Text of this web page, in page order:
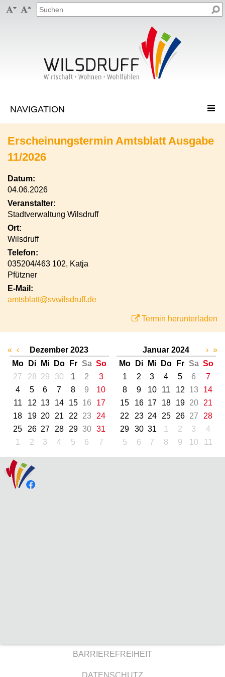
 
Erscheinungstermin Amtsblatt Ausgabe
11/2026
Datum:
04.06.2026
Veranstalter:
Stadtverwaltung Wilsdruff
Ort:
Wilsdruff
Telefon:
035204/463 102, Katja
Pfützner
E-Mail:
amtsblatt@svwilsdruff.de
Termin herunterladen
« ‹
Dezember 2023
Mo
Di Mi Do Fr Sa So
27
28 29 30 1 2
3
4
5 6 7 8 9
10
11
12 13 14 15 16
17
18
19 20 21 22 23
24
25
26 27 28 29 30
31
1
2 3 4 5 6 7
Januar 2024
Mo
Di Mi Do Fr Sa So
1
2 3 4 5 6
7
8
9 10 11 12 13
14
15
16 17 18 19 20
21
22
23 24 25 26 27
28
29
30 31 1 2 3
4
5
6 7 8 9 10 11
› »
BARRIEREFREIHEIT
DATENSCHUTZ